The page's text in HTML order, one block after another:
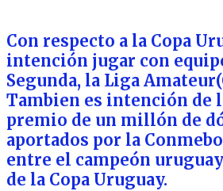
Con respecto a la Copa
intención jugar con
Segunda, la Liga
Tambien es intención de
premio de un millón de
aportados por la
entre el campeón
de la Copa Uruguay.